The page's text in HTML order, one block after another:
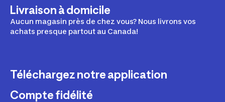
Livraison à domicile
Aucun magasin près de chez vous? Nous livrons vos
achats presque partout au Canada!
Téléchargez notre application
Compte fidélité